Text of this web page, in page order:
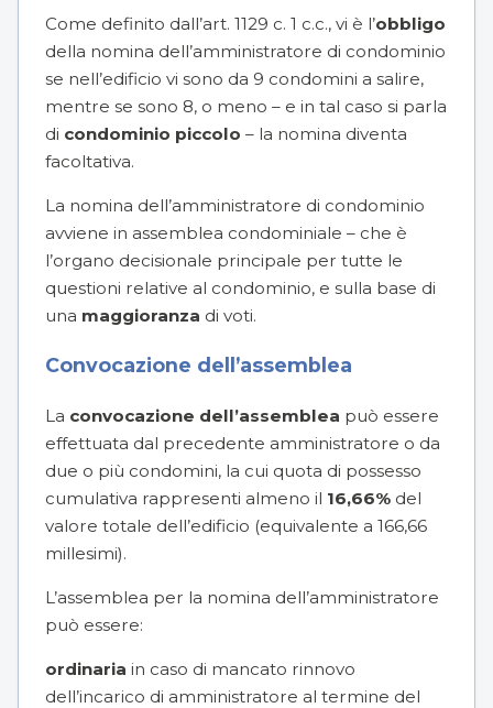
Come definito dall’art. 1129 c. 1 c.c., vi è l’obbligo
della nomina dell’amministratore di condominio
se nell’edificio vi sono da 9 condomini a salire,
mentre se sono 8, o meno – e in tal caso si parla
di condominio piccolo – la nomina diventa
facoltativa.
La nomina dell’amministratore di condominio
avviene in assemblea condominiale – che è
l’organo decisionale principale per tutte le
questioni relative al condominio, e sulla base di
una maggioranza di voti.
Convocazione dell’assemblea
La convocazione dell’assemblea può essere
effettuata dal precedente amministratore o da
due o più condomini, la cui quota di possesso
cumulativa rappresenti almeno il 16,66% del
valore totale dell’edificio (equivalente a 166,66
millesimi).
L’assemblea per la nomina dell’amministratore
può essere:
ordinaria in caso di mancato rinnovo
dell’incarico di amministratore al termine del